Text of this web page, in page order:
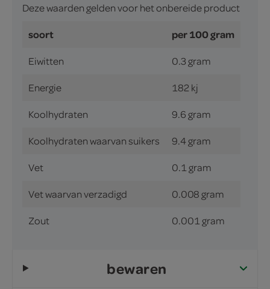
Deze waarden gelden voor het onbereide product
soort per 100 gram
Eiwitten 0.3 gram
Energie 182 kj
Koolhydraten 9.6 gram
Koolhydraten waarvan suikers 9.4 gram
Vet 0.1 gram
Vet waarvan verzadigd 0.008 gram
Zout 0.001 gram
bewaren